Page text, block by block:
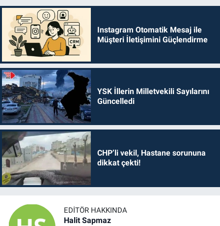
Instagram Otomatik Mesaj ile
Müşteri İletişimini Güçlendirme
YSK İllerin Milletvekili Sayılarını
Güncelledi
CHP’li vekil, Hastane sorununa
dikkat çekti!
EDITÖR HAKKINDA
Halit Sapmaz